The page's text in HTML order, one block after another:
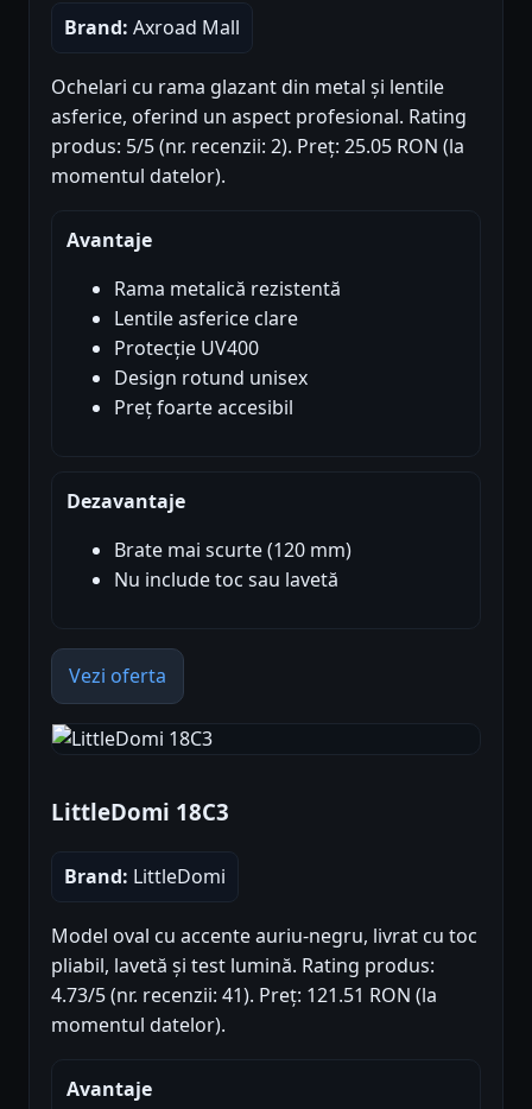
Brand: Axroad Mall
Ochelari cu rama glazant din metal și lentile
asferice, oferind un aspect profesional. Rating
produs: 5/5 (nr. recenzii: 2). Preț: 25.05 RON (la
momentul datelor).
Avantaje
Rama metalică rezistentă
Lentile asferice clare
Protecție UV400
Design rotund unisex
Preț foarte accesibil
Dezavantaje
Brate mai scurte (120 mm)
Nu include toc sau lavetă
Vezi oferta
LittleDomi 18C3
Brand: LittleDomi
Model oval cu accente auriu-negru, livrat cu toc
pliabil, lavetă și test lumină. Rating produs:
4.73/5 (nr. recenzii: 41). Preț: 121.51 RON (la
momentul datelor).
Avantaje